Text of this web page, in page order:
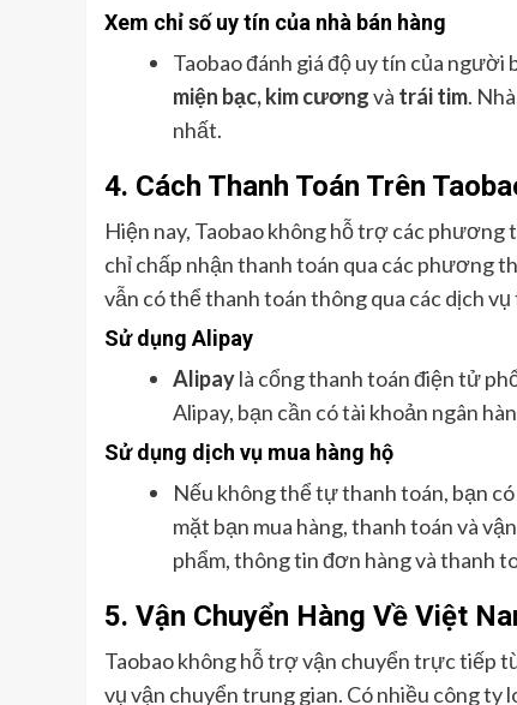
Xem chỉ số uy tín của nhà bán hàng
Taobao đánh giá độ uy tín của
miện bạc, kim cươngvà trái tim.
nhất.
4. Cách Thanh Toán Trên
Hiện nay, Taobao không hỗ trợ các
chỉ chấp nhận thanh toán qua các phương
vẫn có thể thanh toán thông qua các dịch
Sử dụng Alipay
Alipaylà cổng thanh toán điện tử
Alipay, bạn cần có tài khoản ngân
Sử dụng dịch vụ mua hàng hộ
Nếu không thể tự thanh toán, bạn
mặt bạn mua hàng, thanh toán và
phẩm, thông tin đơn hàng và thanh
5. Vận Chuyển Hàng Về Việt
Taobao không hỗ trợ vận chuyển trực tiếp
vụ vận chuyển trung gian. Có nhiều công